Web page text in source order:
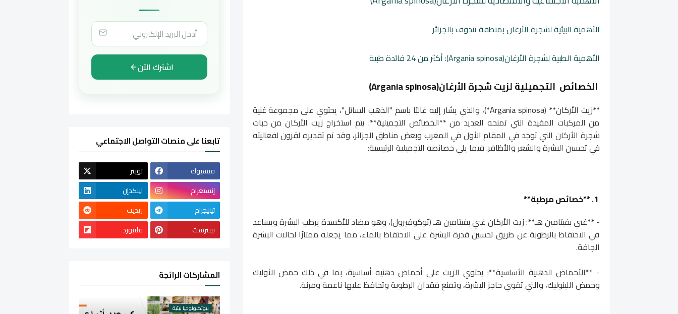
الأهمية البيئية لشجرة الأرغان بمنطقة تندوف بالجزائر
الأهمية الطبية لشجرة الأرغان(Argania spinosa): أكثر من 24 فائدة طبية
الخصائص التجميلية لزيت شجرة الأرغان(Argania spinosa)
**زيت الأركان** (Argania spinosa*)، والذي يشار إليه غالبًا باسم "الذهب السائل"، يحتوي على مجموعة غنية
من المركبات المفيدة التي تمنحه العديد من **الخصائص التجميلية**. يتم استخراج زيت الأركان من حبات
شجرة الأركان التي توجد في المقام الأول في المغرب وبعض مناطق الجزائر، وقد تم تقديره لقرون لفعاليته
في تحسين البشرة والشعر والأظافر. فيما يلي خصائصه التجميلية الرئيسية:
- **غني بفيتامين هـ**: زيت الأركان غني بفيتامين هـ (توكوفيرول)، وهو مضاد للأكسدة يرطب البشرة ويساعد
في الاحتفاظ بالرطوبة عن طريق تحسين قدرة البشرة على الاحتفاظ بالماء، مما يجعله ممتازًا لحالات البشرة
الجافة.
- **الأحماض الدهنية الأساسية**: يحتوي الزيت على أحماض دهنية أساسية، بما في ذلك حمض الأوليك
وحمض اللينوليك، والتي تقوي حاجز البشرة، وتمنع فقدان الرطوبة وتحافظ عليها ناعمة ومرنة.
اشترك الآن
تابعنا على منصات التواصل الاجتماعي
فيسبوك
تويتر
إنستغرام
لينكدإن
تيليجرام
ريديت
بينترست
فليبورد
المشاركات الرائجة
بيوتكنولوجيا بيئية